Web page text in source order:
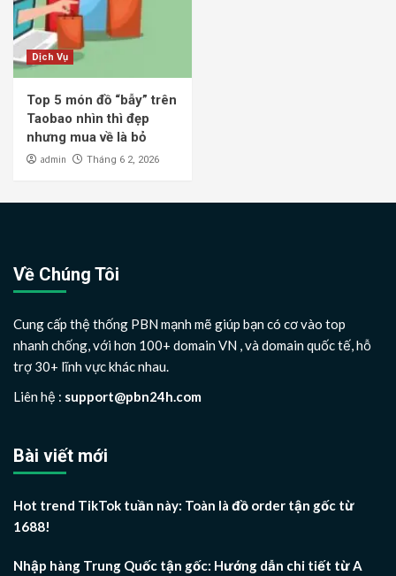
Dịch Vụ
Top 5 món đồ “bẫy” trên
Taobao nhìn thì đẹp
nhưng mua về là bỏ
admin Tháng 6 2, 2026
Về Chúng Tôi
Cung cấp thệ thống PBN mạnh mẽ giúp bạn có cơ vào top
nhanh chống, với hơn 100+ domain VN , và domain quốc tế, hỗ
trợ 30+ lĩnh vực khác nhau.
Liên hệ : support@pbn24h.com
Bài viết mới
Hot trend TikTok tuần này: Toàn là đồ order tận gốc từ
1688!
Nhập hàng Trung Quốc tận gốc: Hướng dẫn chi tiết từ A